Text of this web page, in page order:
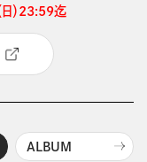
）23:59迄
ALBUM